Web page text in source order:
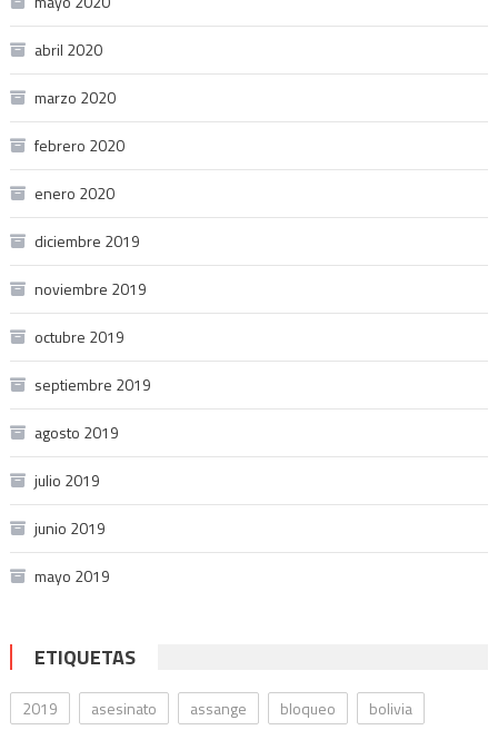
abril 2020
marzo 2020
febrero 2020
enero 2020
diciembre 2019
noviembre 2019
octubre 2019
septiembre 2019
agosto 2019
julio 2019
junio 2019
mayo 2019
ETIQUETAS
2019 asesinato assange bloqueo bolivia